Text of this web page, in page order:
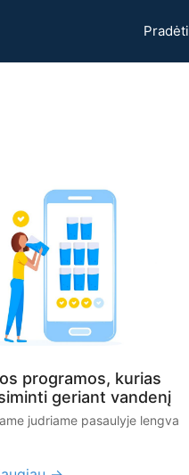
Pradėti
programos, kurias
geriant vandenį
judriame pasaulyje lengva